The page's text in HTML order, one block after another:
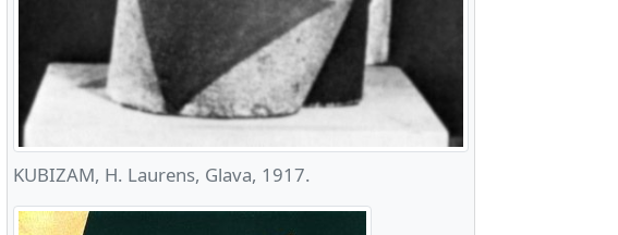
KUBIZAM, H. Laurens, Glava, 1917.